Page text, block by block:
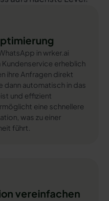
in wrker.ai
Kundenservice erheblich
ihre Anfragen direkt
dann automatisch in das
und effizient
eine schnellere
was zu einer
führt.
vereinfachen